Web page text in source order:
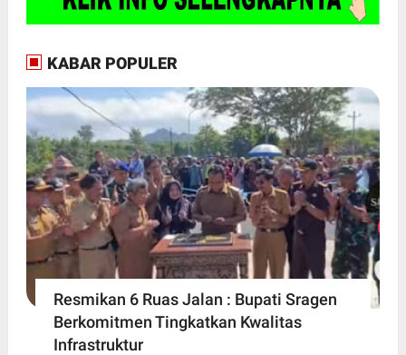
KABAR POPULER
Resmikan 6 Ruas Jalan : Bupati Sragen
Berkomitmen Tingkatkan Kwalitas
Infrastruktur